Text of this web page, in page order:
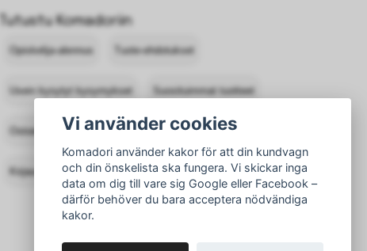
Tutustu Komadoriin
Opiskelija-alennus Tuote-ehdotukset
Usein kysytyt kysymykset Suosituimmat tuotteet
Ostoehdot Ota yhteyttä Komadoriin
Kirjaudu sisään Palautukset
Vi använder cookies
Komadori använder kakor för att din kundvagn
och din önskelista ska fungera. Vi skickar inga
data om dig till vare sig Google eller Facebook –
därför behöver du bara acceptera nödvändiga
kakor.